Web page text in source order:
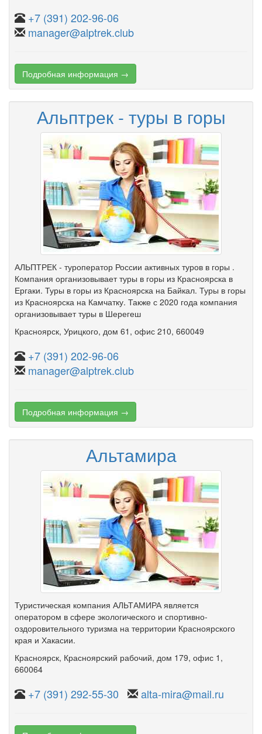
+7 (391) 202-96-06
manager@alptrek.club
Подробная информация →
Альптрек - туры в горы
АЛЬПТРЕК - туроператор России активных туров в горы .
Компания организовывает туры в горы из Красноярска в
Ергаки. Туры в горы из Красноярска на Байкал. Туры в горы
из Красноярска на Камчатку. Также с 2020 года компания
организовывает туры в Шерегеш
Красноярск, Урицкого, дом 61 , офис 210, 660049
+7 (391) 202-96-06
manager@alptrek.club
Подробная информация →
Альтамира
Туристическая компания АЛЬТАМИРА является
оператором в сфере экологического и спортивно-
оздоровительного туризма на территории Красноярского
края и Хакасии.
Красноярск, Красноярский рабочий, дом 179, офис 1 ,
660064
+7 (391) 292-55-30 alta-mira@mail.ru